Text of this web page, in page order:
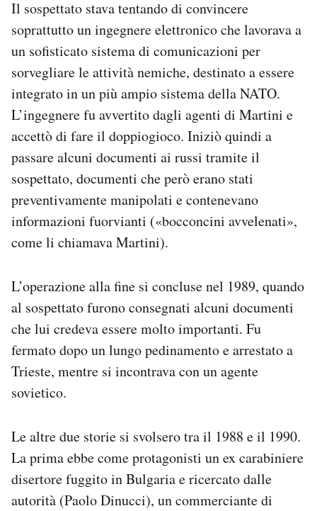
Il sospettato stava tentando di convincere
soprattutto un ingegnere elettronico che lavorava a
un sofisticato sistema di comunicazioni per
sorvegliare le attività nemiche, destinato a essere
integrato in un più ampio sistema della NATO.
L’ingegnere fu avvertito dagli agenti di Martini e
accettò di fare il doppiogioco. Iniziò quindi a
passare alcuni documenti ai russi tramite il
sospettato, documenti che però erano stati
preventivamente manipolati e contenevano
informazioni fuorvianti («bocconcini avvelenati»,
come li chiamava Martini).
L’operazione alla fine si concluse nel 1989, quando
al sospettato furono consegnati alcuni documenti
che lui credeva essere molto importanti. Fu
fermato dopo un lungo pedinamento e arrestato a
Trieste, mentre si incontrava con un agente
sovietico.
Le altre due storie si svolsero tra il 1988 e il 1990.
La prima ebbe come protagonisti un ex carabiniere
disertore fuggito in Bulgaria e ricercato dalle
autorità (Paolo Dinucci), un commerciante di